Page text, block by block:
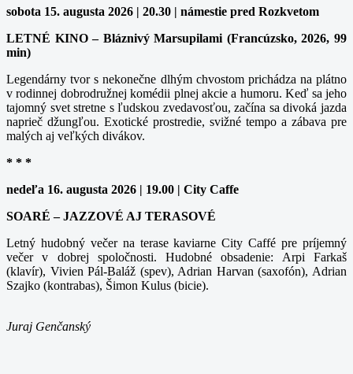
sobota 15. augusta 2026 | 20.30 | námestie pred Rozkvetom
LETNÉ KINO – Bláznivý Marsupilami (Francúzsko, 2026, 99
min)
Legendárny tvor s nekonečne dlhým chvostom prichádza na plátno
v rodinnej dobrodružnej komédii plnej akcie a humoru. Keď sa jeho
tajomný svet stretne s ľudskou zvedavosťou, začína sa divoká jazda
naprieč džungľou. Exotické prostredie, svižné tempo a zábava pre
malých aj veľkých divákov.
* * *
nedeľa 16. augusta 2026 | 19.00 | City Caffe
SOARÉ – JAZZOVÉ AJ TERASOVÉ
Letný hudobný večer na terase kaviarne City Caffé pre príjemný
večer v dobrej spoločnosti. Hudobné obsadenie: Arpi Farkaš
(klavír), Vivien Pál-Baláž (spev), Adrian Harvan (saxofón), Adrian
Szajko (kontrabas), Šimon Kulus (bicie).
Juraj Genčanský